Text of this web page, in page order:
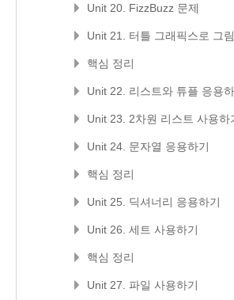
Unit 20. FizzBuzz 문제
Unit 21. 터틀 그래픽스로 그
핵심 정리
Unit 22. 리스트와 튜플 응용
Unit 23. 2차원 리스트 사용하
Unit 24. 문자열 응용하기
핵심 정리
Unit 25. 딕셔너리 응용하기
Unit 26. 세트 사용하기
핵심 정리
Unit 27. 파일 사용하기